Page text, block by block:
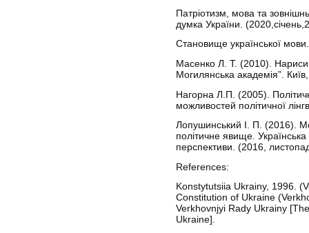
Патріотизм, мова та
думка України.
Становище української
Масенко Л. Т. (2010). Нариси
Могилянська академія”.
Нагорна Л.П. (2005).
можливостей політичної
Лопушинський І. П. (2016).
політичне явище.
перспективи. (2016,
References:
Konstytutsiia Ukrainy, 1996.
Constitution of Ukraine
Verkhovnjyi Rady Ukrainy
Ukraine].